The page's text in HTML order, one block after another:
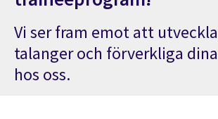
Vi ser fram emot att
talanger och förverkliga
hos oss.